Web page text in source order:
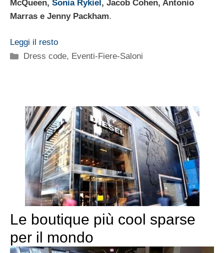
McQueen, Sonia Rykiel, Jacob Cohen, Antonio
Marras e Jenny Packham.
Leggi il resto
Categorie
Dress code, Eventi-Fiere-Saloni
Le boutique più cool sparse
per il mondo